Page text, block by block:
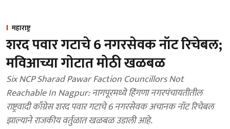
महाराष्ट्र
शरद पवार गटाचे 6 नगरसेवक नॉट रिचेबल;
मविआच्या गोटात मोठी खळबळ
Six NCP Sharad Pawar Faction Councillors Not
Reachable In Nagpur: नागपूरमध्ये हिंगणा नगरपंचायतीतील
राष्ट्रवादी काँग्रेस शरद पवार गटाचे 6 नगरसेवक अचानक नॉट रिचेबल
झाल्याने राजकीय वर्तुळात खळबळ उडाली आहे.